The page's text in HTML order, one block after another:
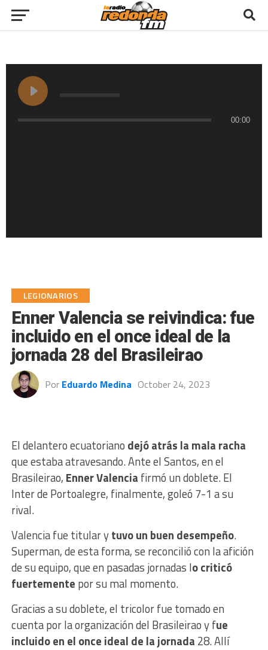
00:00
LEGIONARIOS
Enner Valencia se reivindica: fue
incluido en el once ideal de la
jornada 28 del Brasileirao
Por Eduardo Medina October 24, 2023
El delantero ecuatoriano dejó atrás la mala racha
que estaba atravesando. Ante el Santos, en el
Brasileirao, Enner Valencia firmó un doblete. El
Inter de Portoalegre, finalmente, goleó 7-1 a su
rival.
Valencia fue titular ytuvo un buen desempeño.
Superman, de esta forma, se reconcilió con la afición
de su equipo, que en pasadas jornadas lo criticó
fuertemente por su mal momento.
Gracias a su doblete, el tricolor fue tomado en
cuenta por la organización del Brasileirao y fue
incluido en el once ideal de la jornada 28. Allí